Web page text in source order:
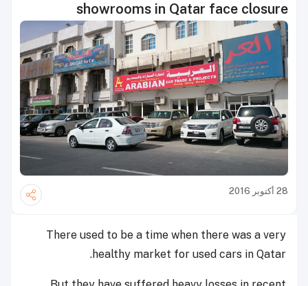
showrooms in Qatar face closure
28 أكتوبر 2016
There used to be a time when there was a very
healthy market for used cars in Qatar.